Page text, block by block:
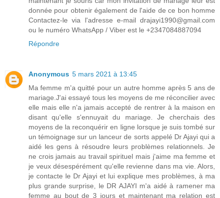
donnée pour obtenir également de l'aide de ce bon homme
Contactez-le via l'adresse e-mail drajayi1990@gmail.com
ou le numéro WhatsApp / Viber est le +2347084887094
Répondre
Anonymous 5 mars 2021 à 13:45
Ma femme m'a quitté pour un autre homme après 5 ans de
mariage.J'ai essayé tous les moyens de me réconcilier avec
elle mais elle n'a jamais accepté de rentrer à la maison en
disant qu'elle s'ennuyait du mariage. Je cherchais des
moyens de la reconquérir en ligne lorsque je suis tombé sur
un témoignage sur un lanceur de sorts appelé Dr Ajayi qui a
aidé les gens à résoudre leurs problèmes relationnels. Je
ne crois jamais au travail spirituel mais j'aime ma femme et
je veux désespérément qu'elle revienne dans ma vie. Alors,
je contacte le Dr Ajayi et lui explique mes problèmes, à ma
plus grande surprise, le DR AJAYI m'a aidé à ramener ma
femme au bout de 3 jours et maintenant ma relation est